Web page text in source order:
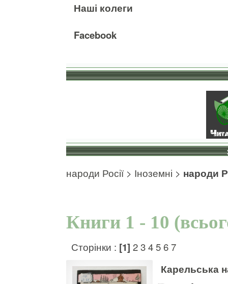
Наші колеги
Facebook
народи Росії > Іноземні > народи
Книги 1 - 10
Сторінки : [1] 234567
Карельська